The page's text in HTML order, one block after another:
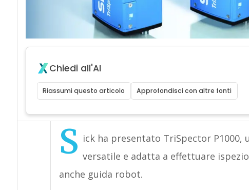
Chiedi all'AI
Riassumi questo articolo Approfondisci con altre fonti
S ick ha presentato TriSpector P1000,
versatile e adatta a effettuare
anche guida robot.